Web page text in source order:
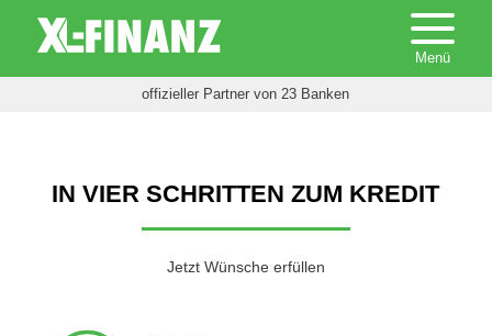
offizieller Partner von 23 Banken
IN VIER SCHRITTEN ZUM KREDIT
Jetzt Wünsche erfüllen